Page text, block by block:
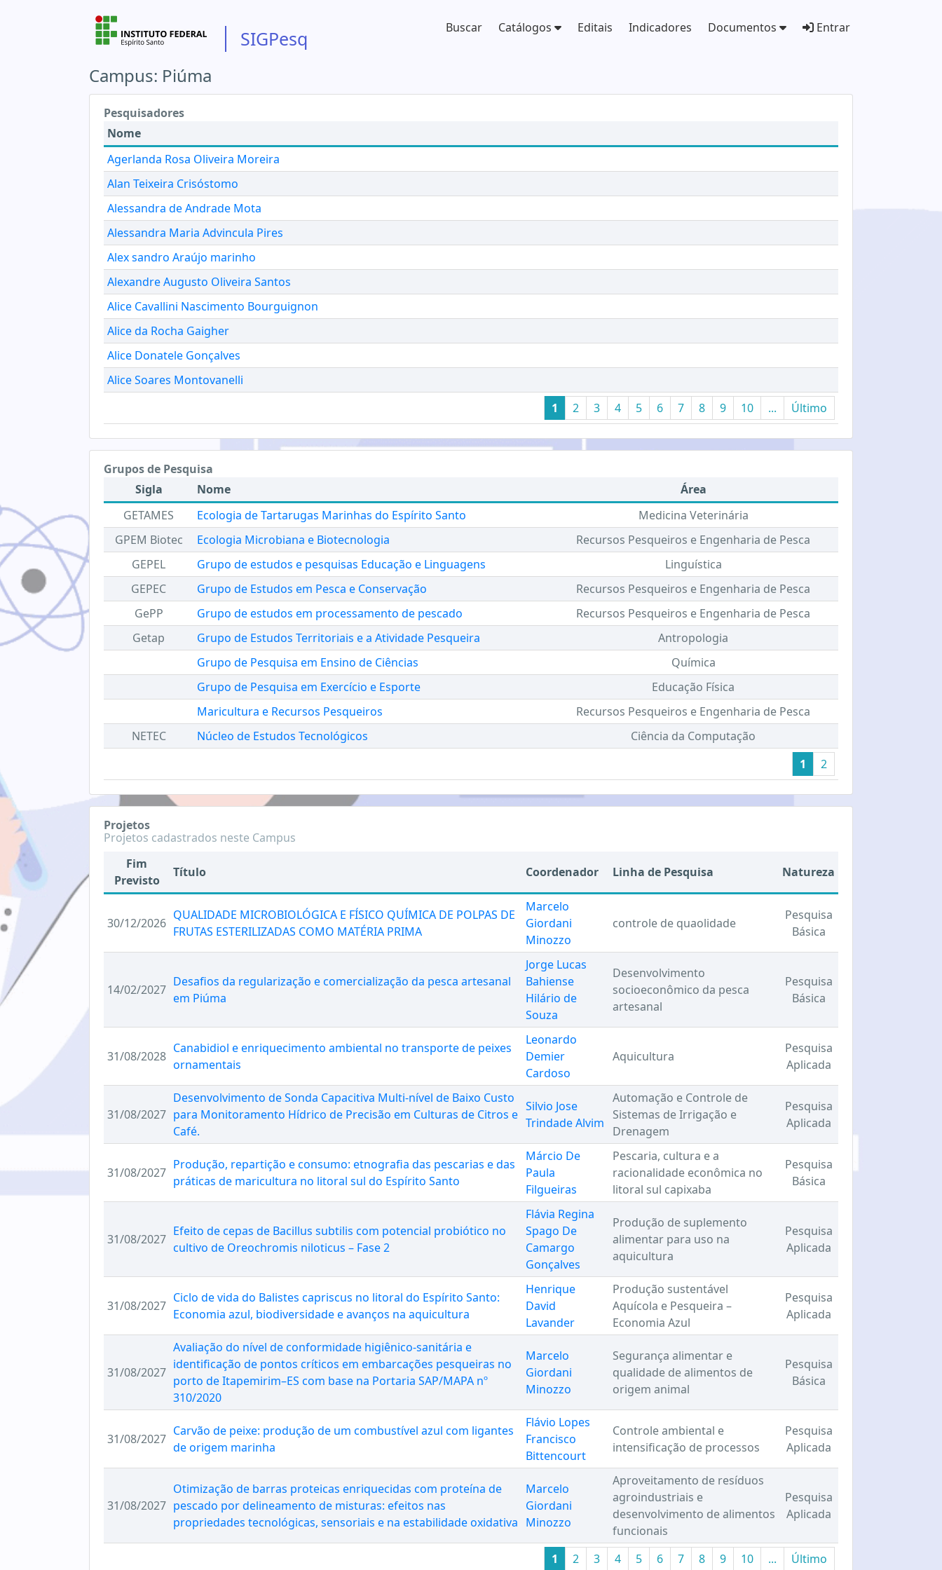
SIGPesq Buscar Catálogos Editais Indicadores Documentos Entrar
Campus: Piúma
Pesquisadores
Nome
Agerlanda Rosa Oliveira Moreira
Alan Teixeira Crisóstomo
Alessandra de Andrade Mota
Alessandra Maria Advincula Pires
Alex sandro Araújo marinho
Alexandre Augusto Oliveira Santos
Alice Cavallini Nascimento Bourguignon
Alice da Rocha Gaigher
Alice Donatele Gonçalves
Alice Soares Montovanelli
1
2 3 4 5 6 7 8 9 10 ... Último
Grupos de Pesquisa
Sigla
Nome
Área
GETAMES
Ecologia de Tartarugas Marinhas do Espírito Santo
Medicina Veterinária
GPEM Biotec
Ecologia Microbiana e Biotecnologia
Recursos Pesqueiros e Engenharia de Pesca
GEPEL
Grupo de estudos e pesquisas Educação e Linguagens
Linguística
GEPEC
Grupo de Estudos em Pesca e Conservação
Recursos Pesqueiros e Engenharia de Pesca
GePP
Grupo de estudos em processamento de pescado
Recursos Pesqueiros e Engenharia de Pesca
Getap
Grupo de Estudos Territoriais e a Atividade Pesqueira
Antropologia
Grupo de Pesquisa em Ensino de Ciências
Química
Grupo de Pesquisa em Exercício e Esporte
Educação Física
Maricultura e Recursos Pesqueiros
Recursos Pesqueiros e Engenharia de Pesca
NETEC
Núcleo de Estudos Tecnológicos
Ciência da Computação
1
2
Projetos
Projetos cadastrados neste Campus
Fim
Previsto
Título Coordenador Linha de Pesquisa Natureza
30/12/2026
QUALIDADE MICROBIOLÓGICA E FÍSICO QUÍMICA DE POLPAS DE
FRUTAS ESTERILIZADAS COMO MATÉRIA PRIMA
Marcelo
Giordani
Minozzo
controle de quaolidade
Pesquisa
Básica
14/02/2027
Desafios da regularização e comercialização da pesca artesanal
em Piúma
Jorge Lucas
Bahiense
Hilário de
Souza
Desenvolvimento
socioeconômico da pesca
artesanal
Pesquisa
Básica
31/08/2028
Canabidiol e enriquecimento ambiental no transporte de peixes
ornamentais
Leonardo
Demier
Cardoso
Aquicultura
Pesquisa
Aplicada
31/08/2027
Desenvolvimento de Sonda Capacitiva Multi-nível de Baixo Custo
para Monitoramento Hídrico de Precisão em Culturas de Citros e
Café.
Silvio Jose
Trindade Alvim
Automação e Controle de
Sistemas de Irrigação e
Drenagem
Pesquisa
Aplicada
31/08/2027
Produção, repartição e consumo: etnografia das pescarias e das
práticas de maricultura no litoral sul do Espírito Santo
Márcio De
Paula
Filgueiras
Pescaria, cultura e a
racionalidade econômica no
litoral sul capixaba
Pesquisa
Básica
31/08/2027
Efeito de cepas de Bacillus subtilis com potencial probiótico no
cultivo de Oreochromis niloticus – Fase 2
Flávia Regina
Spago De
Camargo
Gonçalves
Produção de suplemento
alimentar para uso na
aquicultura
Pesquisa
Aplicada
31/08/2027
Ciclo de vida do Balistes capriscus no litoral do Espírito Santo:
Economia azul, biodiversidade e avanços na aquicultura
Henrique
David
Lavander
Produção sustentável
Aquícola e Pesqueira –
Economia Azul
Pesquisa
Aplicada
31/08/2027
Avaliação do nível de conformidade higiênico-sanitária e
identificação de pontos críticos em embarcações pesqueiras no
porto de Itapemirim–ES com base na Portaria SAP/MAPA nº
310/2020
Marcelo
Giordani
Minozzo
Segurança alimentar e
qualidade de alimentos de
origem animal
Pesquisa
Básica
31/08/2027
Carvão de peixe: produção de um combustível azul com ligantes
de origem marinha
Flávio Lopes
Francisco
Bittencourt
Controle ambiental e
intensificação de processos
Pesquisa
Aplicada
31/08/2027
Otimização de barras proteicas enriquecidas com proteína de
pescado por delineamento de misturas: efeitos nas
propriedades tecnológicas, sensoriais e na estabilidade oxidativa
Marcelo
Giordani
Minozzo
Aproveitamento de resíduos
agroindustriais e
desenvolvimento de alimentos
funcionais
Pesquisa
Aplicada
1 2 3 4 5 6 7 8 9 10 ... Último